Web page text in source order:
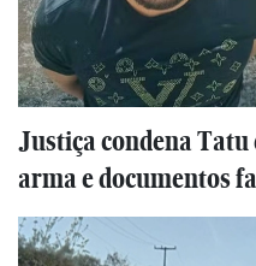
Justiça condena
arma e documentos